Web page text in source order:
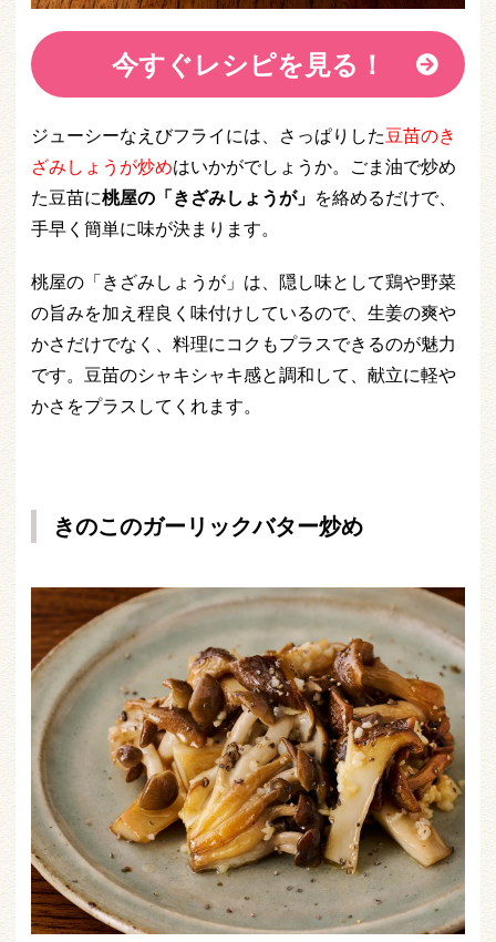
今すぐレシピを見る！
ジューシーなえびフライには、さっぱりした豆苗のき
ざみしょうが炒めはいかがでしょうか。ごま油で炒め
た豆苗に桃屋の「きざみしょうが」 を絡めるだけで、
手早く簡単に味が決まります。
桃屋の「きざみしょうが」は、隠し味として鶏や野菜
の旨みを加え程良く味付けしているので、生姜の爽や
かさだけでなく、料理にコクもプラスできるのが魅力
です。豆苗のシャキシャキ感と調和して、献立に軽や
かさをプラスしてくれます。
きのこのガーリックバター炒め